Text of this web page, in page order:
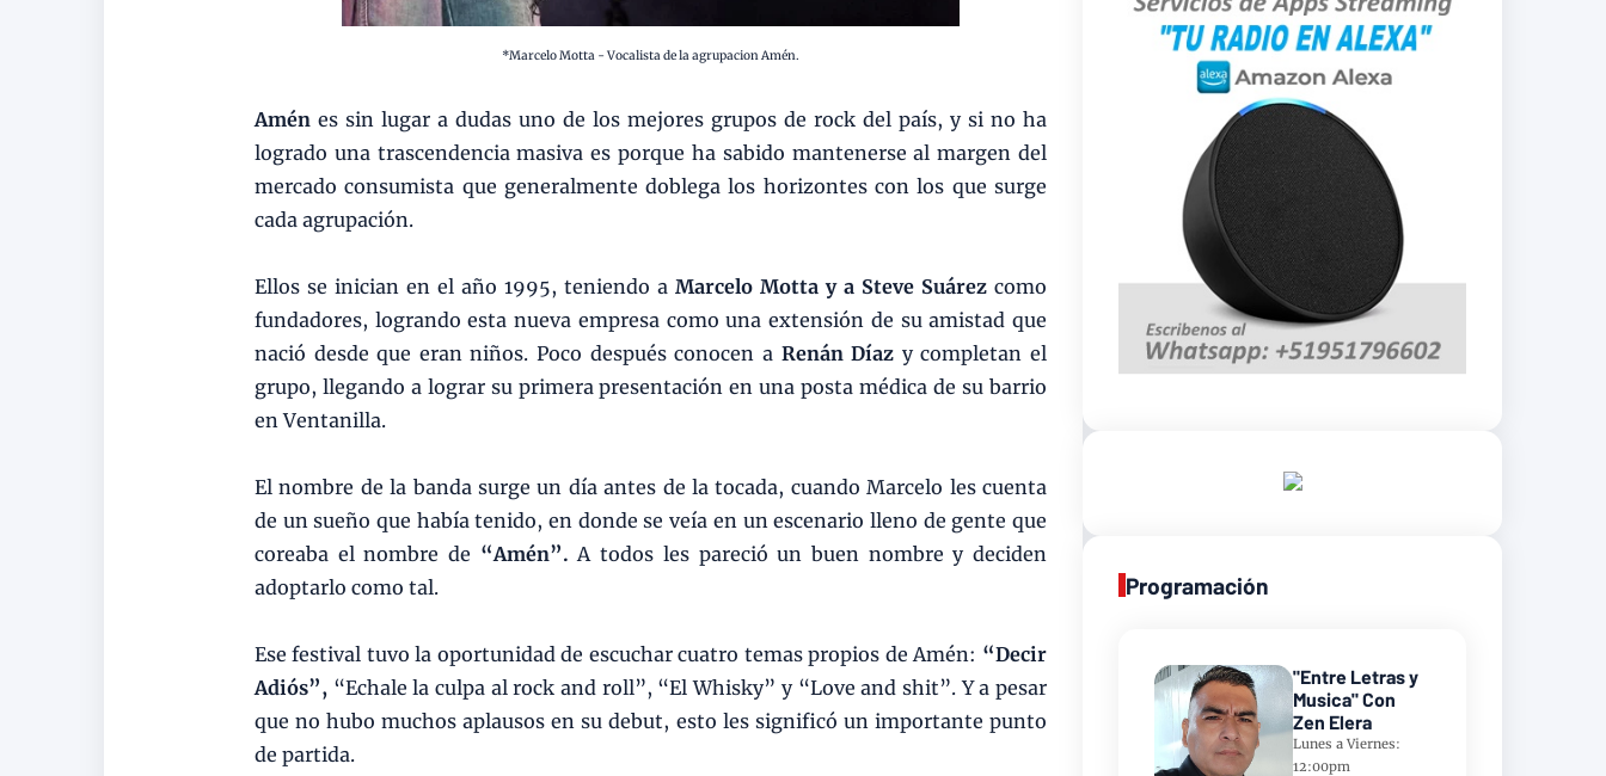
*Marcelo Motta - Vocalista de la agrupacion Amén.
Amén es sin lugar a dudas uno de los mejores grupos de rock del país, y si no ha
logrado una trascendencia masiva es porque ha sabido mantenerse al margen del
mercado consumista que generalmente doblega los horizontes con los que surge
cada agrupación.
Ellos se inician en el año 1995, teniendo a Marcelo Motta y a Steve Suárez como
fundadores, logrando esta nueva empresa como una extensión de su amistad que
nació desde que eran niños. Poco después conocen a Renán Díaz y completan el
grupo, llegando a lograr su primera presentación en una posta médica de su barrio
en Ventanilla.
El nombre de la banda surge un día antes de la tocada, cuando Marcelo les cuenta
de un sueño que había tenido, en donde se veía en un escenario lleno de gente que
coreaba el nombre de “Amén”. A todos les pareció un buen nombre y deciden
adoptarlo como tal.
Ese festival tuvo la oportunidad de escuchar cuatro temas propios de Amén: “Decir
Adiós”, “Echale la culpa al rock and roll”, “El Whisky” y “Love and shit”. Y a pesar
que no hubo muchos aplausos en su debut, esto les significó un importante punto
de partida.
Programación
"Entre Letras y
Musica" Con
Zen Elera
Lunes a Viernes:
12:00pm